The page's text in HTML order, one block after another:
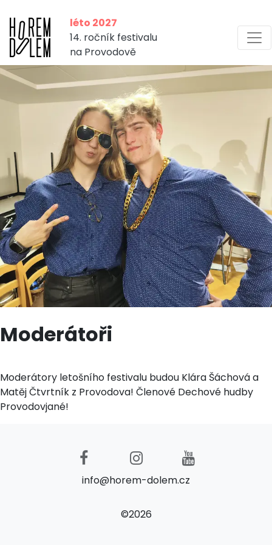
léto 2027
14. ročník festivalu
na Provodově
Moderátoři
Moderátory letošního festivalu budou Klára Šáchová a
Matěj Čtvrtník z Provodova! Členové Dechové hudby
Provodovjané!
info@horem-dolem.cz
©2026